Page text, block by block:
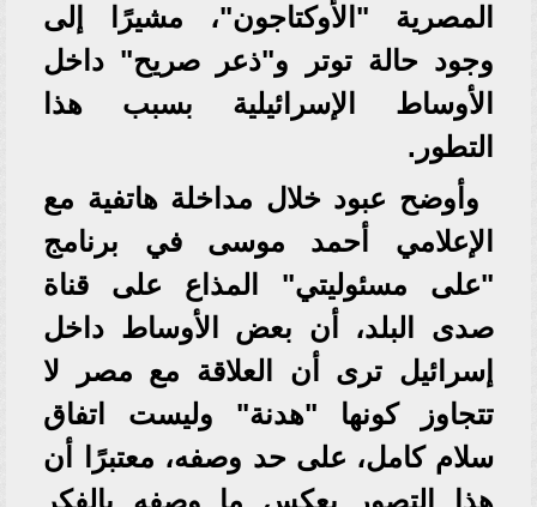
المصرية "الأوكتاجون"، مشيرًا إلى
وجود حالة توتر و"ذعر صريح" داخل
الأوساط الإسرائيلية بسبب هذا
التطور.
وأوضح عبود خلال مداخلة هاتفية مع
الإعلامي أحمد موسى في برنامج
"على مسئوليتي" المذاع على قناة
صدى البلد، أن بعض الأوساط داخل
إسرائيل ترى أن العلاقة مع مصر لا
تتجاوز كونها "هدنة" وليست اتفاق
سلام كامل، على حد وصفه، معتبرًا أن